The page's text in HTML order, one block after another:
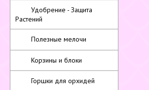
Удобрение - Защита
Растений
Полезные мелочи
Корзины и блоки
Горшки для орхидей